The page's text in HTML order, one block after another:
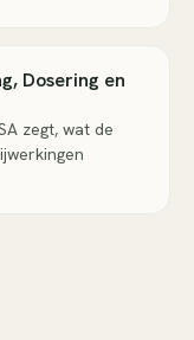
Dosering en
zegt, wat de